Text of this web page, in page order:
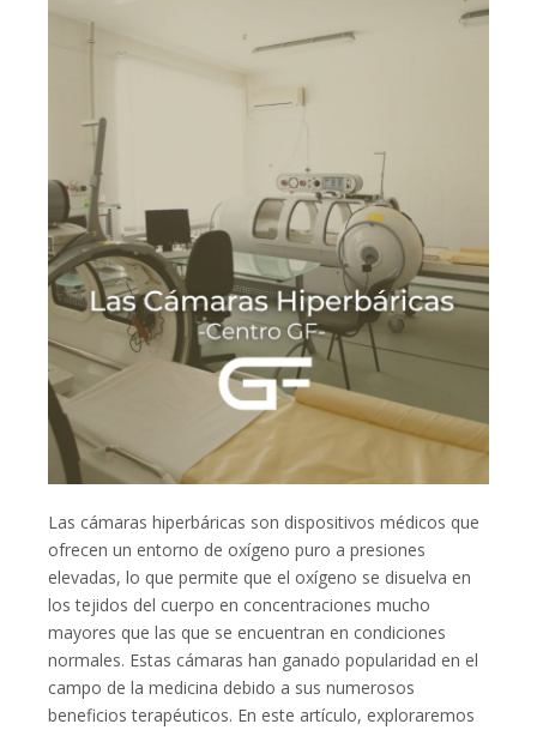
Las cámaras hiperbáricas son dispositivos médicos que
ofrecen un entorno de oxígeno puro a presiones
elevadas, lo que permite que el oxígeno se disuelva en
los tejidos del cuerpo en concentraciones mucho
mayores que las que se encuentran en condiciones
normales. Estas cámaras han ganado popularidad en el
campo de la medicina debido a sus numerosos
beneficios terapéuticos. En este artículo, exploraremos